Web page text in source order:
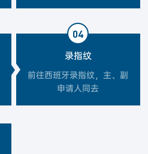
04
录指纹
前往西班牙录指纹，主、副
申请人同去